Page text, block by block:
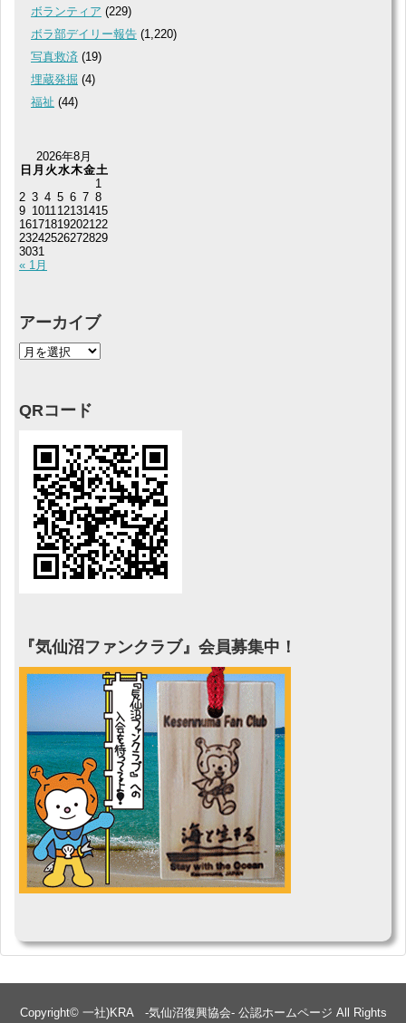
ボランティア (229)
ボラ部デイリー報告 (1,220)
写真救済 (19)
埋蔵発掘 (4)
福祉 (44)
2026年8月
日 月 火水木金土
« 1月
1
2 3 4 5 6 7 8
9 1011 12131415
161718192021 22
23242526272829
3031
アーカイブ
QRコード
『気仙沼ファンクラブ』会員募集中！
Copyright© 一社)KRA -気仙沼復興協会- 公認ホームページ All Rights